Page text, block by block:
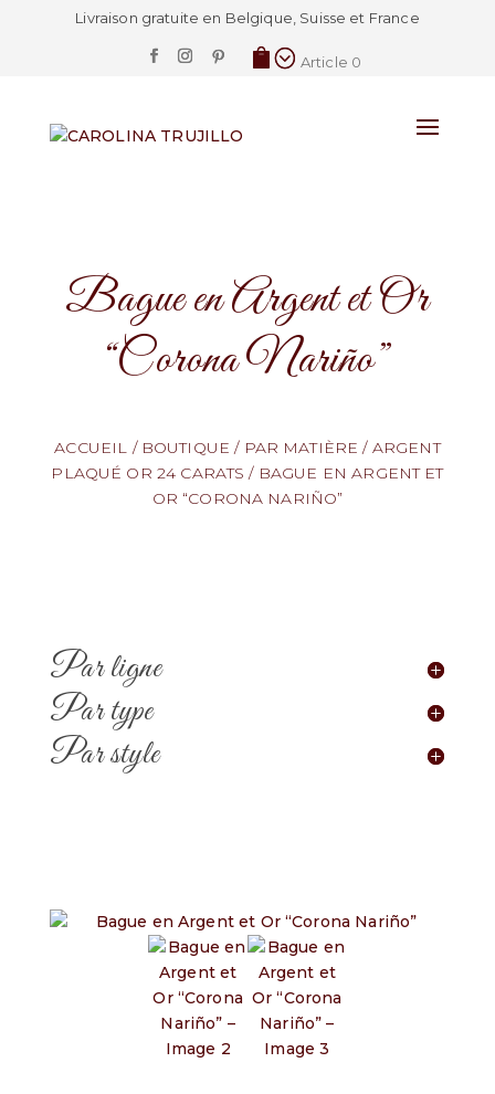
Livraison gratuite en Belgique, Suisse et France
Article 0
Bague en Argent et Or
“Corona Nariño”
ACCUEIL / BOUTIQUE / PAR MATIÈRE / ARGENT
PLAQUÉ OR 24 CARATS / BAGUE EN ARGENT ET
OR “CORONA NARIÑO”
Par ligne
Par type
Par style